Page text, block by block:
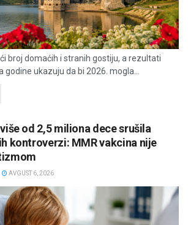
broj domaćih i stranih gostiju, a rezultati
ukazuju da bi 2026. mogla...
od 2,5 miliona dece srušila
kontroverzi: MMR vakcina nije
AVGUST 6, 2026